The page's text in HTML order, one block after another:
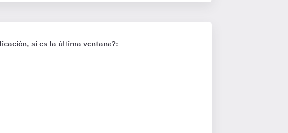
si es la última ventana?: